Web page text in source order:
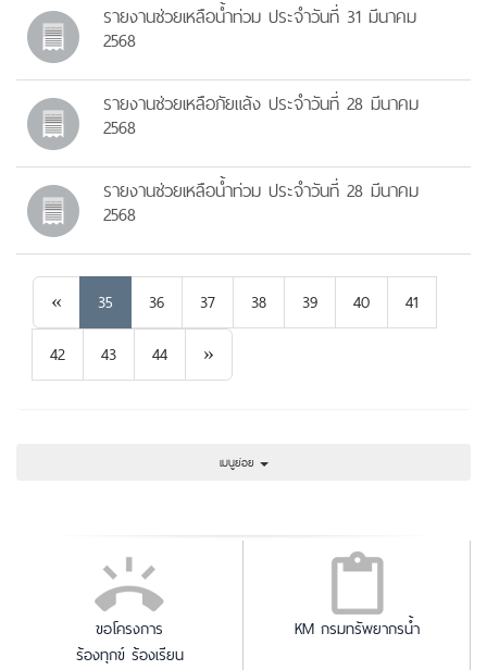
รายงานช่วยเหลือน้ำท่วม ประจำวันที่ 31 มีนาคม
2568
รายงานช่วยเหลือภัยแล้ง ประจำวันที่ 28 มีนาคม
2568
รายงานช่วยเหลือน้ำท่วม ประจำวันที่ 28 มีนาคม
2568
« Previous
35 36 37 38 39 40
41
42
43 44 »
เมนูย่อย
ขอโครงการ
ร้องทุกข์ ร้องเรียน
KM กรมทรัพยากรน้ำ